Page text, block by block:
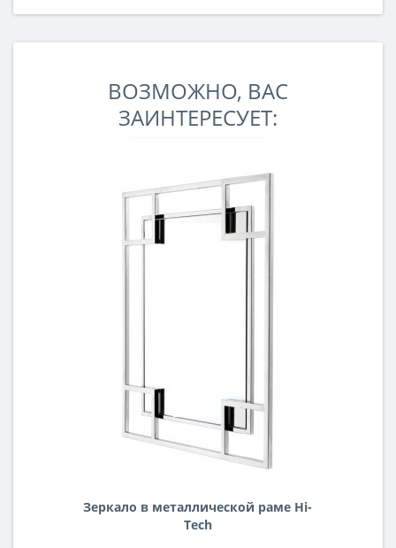
ВОЗМОЖНО, ВАС
ЗАИНТЕРЕСУЕТ:
Зеркало в металлической раме Hi-
Tech